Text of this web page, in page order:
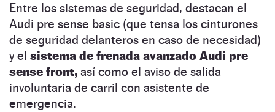
Entre los sistemas de seguridad, destacan el
Audi pre sense basic (que tensa los cinturones
de seguridad delanteros en caso de necesidad)
y el sistema de frenada avanzado Audi pre
sense front, así como el aviso de salida
involuntaria de carril con asistente de
emergencia.